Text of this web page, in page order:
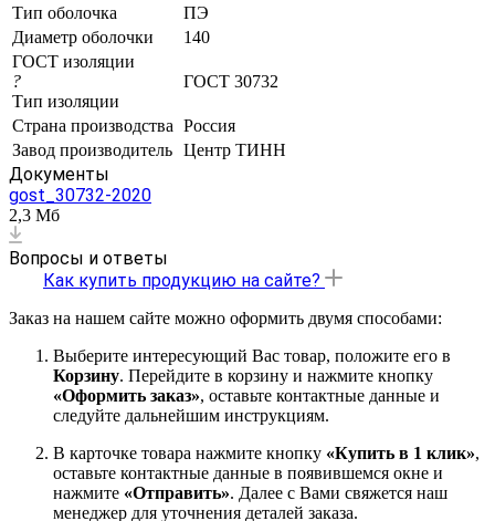
Тип оболочка
ПЭ
Диаметр оболочки
140
ГОСТ изоляции
?
Тип изоляции
ГОСТ 30732
Страна производства Россия
Завод производитель Центр ТИНН
Документы
gost_30732-2020
2,3 Мб
Вопросы и ответы
Как купить продукцию на сайте?
Заказ на нашем сайте можно оформить двумя способами:
Выберите интересующий Вас товар, положите его в
Корзину. Перейдите в корзину и нажмите кнопку
«Оформить заказ», оставьте контактные данные и
следуйте дальнейшим инструкциям.
В карточке товара нажмите кнопку «Купить в 1 клик»,
оставьте контактные данные в появившемся окне и
нажмите «Отправить». Далее с Вами свяжется наш
менеджер для уточнения деталей заказа.